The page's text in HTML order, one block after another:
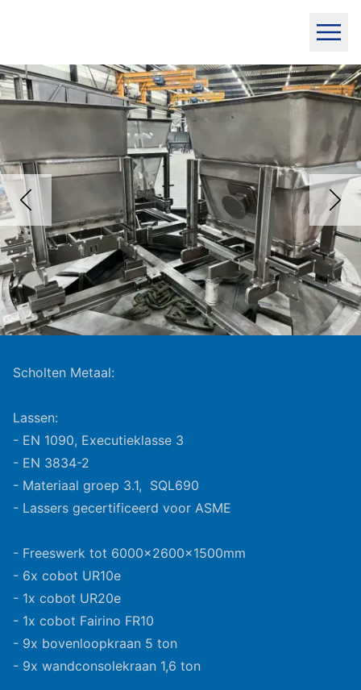
Scholten Metaal:
Lassen:
- EN 1090, Executieklasse 3
- EN 3834-2
- Materiaal groep 3.1, SQL690
- Lassers gecertificeerd voor ASME
- Freeswerk tot 6000x2600x1500mm
- 6x cobot UR10e
- 1x cobot UR20e
- 1x cobot Fairino FR10
- 9x bovenloopkraan 5 ton
- 9x wandconsolekraan 1,6 ton